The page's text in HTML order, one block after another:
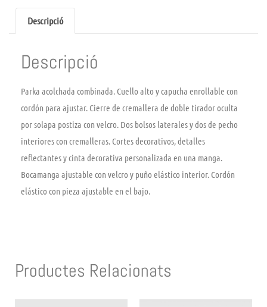
Descripció
Descripció
Parka acolchada combinada. Cuello alto y capucha enrollable con
cordón para ajustar. Cierre de cremallera de doble tirador oculta
por solapa postiza con velcro. Dos bolsos laterales y dos de pecho
interiores con cremalleras. Cortes decorativos, detalles
reflectantes y cinta decorativa personalizada en una manga.
Bocamanga ajustable con velcro y puño elástico interior. Cordón
elástico con pieza ajustable en el bajo.
Productes Relacionats